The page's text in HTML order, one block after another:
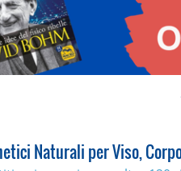
Naturali per Viso,